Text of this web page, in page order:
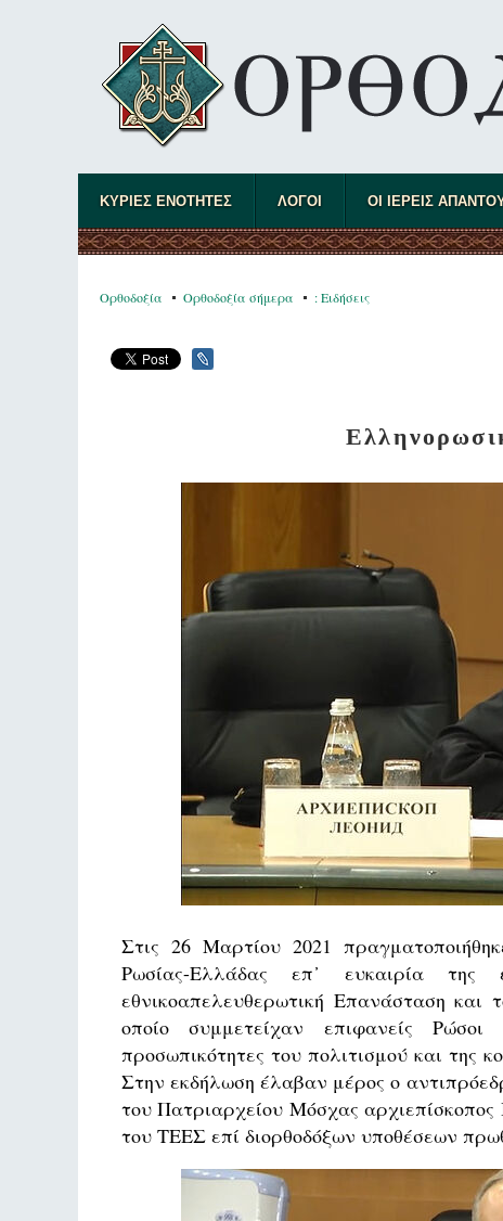
ΚΥΡΙΕΣ ΕΝΟΤΗΤΕΣ ΛΟΓΟΙ ΟΙ ΙΕΡΕΙΣ
Ορθοδοξία Ορθοδοξία σήμερα : Ειδήσεις
Στις 26 Μαρτίου 2021
Ρωσίας-Ελλάδας επ᾽ ευκαιρία
εθνικοαπελευθερωτική Επανάσταση
οποίο συμμετείχαν επιφανείς Ρώσοι
προσωπικότητες του πολιτισμού και της
Στην εκδήλωση έλαβαν μέρος ο
του Πατριαρχείου Μόσχας
του ΤΕΕΣ επί διορθοδόξων υποθέσεων